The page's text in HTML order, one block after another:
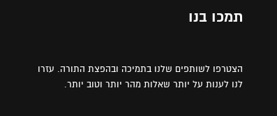
תמכו בנו
הצטרפו לשותפים שלנו בתמיכה ובהפצת התורה. עזרו
לנו לענות על יותר שאלות מהר יותר וטוב יותר.